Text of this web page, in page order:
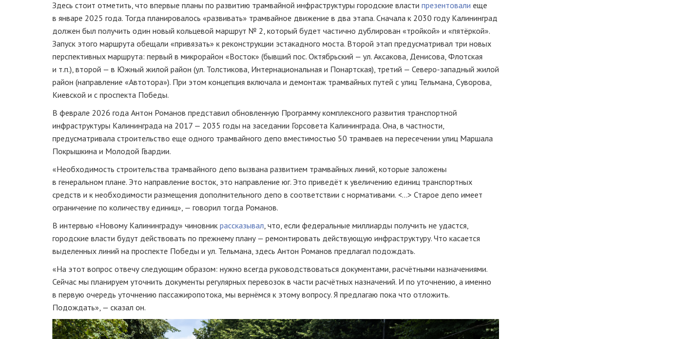
Здесь стоит отметить, что впервые планы по развитию трамвайной инфраструктуры городские власти презентовали еще
в январе 2025 года. Тогда планировалось «развивать» трамвайное движение в два этапа. Сначала к 2030 году Калининград
должен был получить один новый кольцевой маршрут № 2, который будет частично дублирован «тройкой» и «пятёркой».
Запуск этого маршрута обещали «привязать» к реконструкции эстакадного моста. Второй этап предусматривал три новых
перспективных маршрута: первый в микрорайон «Восток» (бывший пос. Октябрьский — ул. Аксакова, Денисова, Флотская
и т.п.), второй — в Южный жилой район (ул. Толстикова, Интернациональная и Понартская), третий — Северо-западный жилой
район (направление «Автотора»). При этом концепция включала и демонтаж трамвайных путей с улиц Тельмана, Суворова,
Киевской и с проспекта Победы.
В феврале 2026 года Антон Романов представил обновленную Программу комплексного развития транспортной
инфраструктуры Калининграда на 2017 — 2035 годы на заседании Горсовета Калининграда. Она, в частности,
предусматривала строительство еще одного трамвайного депо вместимостью 50 трамваев на пересечении улиц Маршала
Покрышкина и Молодой Гвардии.
«Необходимость строительства трамвайного депо вызвана развитием трамвайных линий, которые заложены
в генеральном плане. Это направление восток, это направление юг. Это приведёт к увеличению единиц транспортных
средств и к необходимости размещения дополнительного депо в соответствии с нормативами. <...> Старое депо имеет
ограничение по количеству единиц», — говорил тогда Романов.
В интервью «Новому Калининграду» чиновник рассказывал , что, если федеральные миллиарды получить не удастся,
городские власти будут действовать по прежнему плану — ремонтировать действующую инфраструктуру. Что касается
выделенных линий на проспекте Победы и ул. Тельмана, здесь Антон Романов предлагал подождать.
«На этот вопрос отвечу следующим образом: нужно всегда руководствоваться документами, расчётными назначениями.
Сейчас мы планируем уточнить документы регулярных перевозок в части расчётных назначений. И по уточнению, а именно
в первую очередь уточнению пассажиропотока, мы вернёмся к этому вопросу. Я предлагаю пока что отложить.
Подождать», — сказал он.